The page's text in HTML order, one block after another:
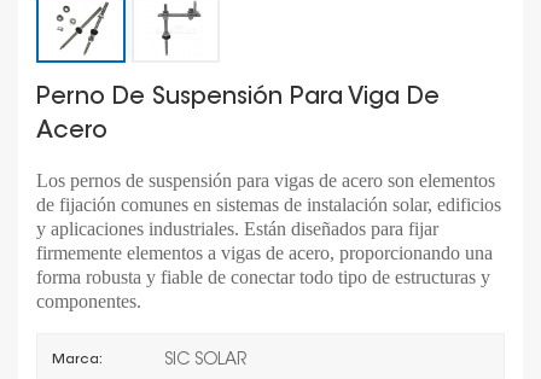
Perno De Suspensión Para Viga De
Acero
Los pernos de suspensión para vigas de acero son elementos
de fijación comunes en sistemas de instalación solar, edificios
y aplicaciones industriales. Están diseñados para fijar
firmemente elementos a vigas de acero, proporcionando una
forma robusta y fiable de conectar todo tipo de estructuras y
componentes.
Marca: SIC SOLAR